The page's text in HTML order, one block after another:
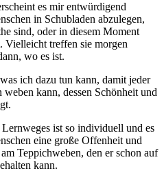
es mir entwürdigend
in Schubladen abzulegen,
sind, oder in diesem Moment
treffen sie morgen
wo es ist.
ich dazu tun kann, damit jeder
kann, dessen Schönheit und
ist so individuell und es
eine große Offenheit und
Teppichweben, den er schon auf
kann.